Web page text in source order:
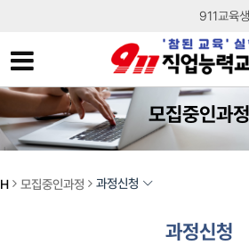
911교육
모집중인과정
H 모집중인과정 과정신청
과정신청